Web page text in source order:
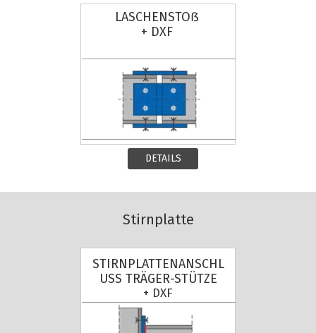
LASCHENSTOẞ
+ DXF
DETAILS
Stirnplatte
STIRNPLATTENANSCHL
USS TRÄGER-STÜTZE
+ DXF